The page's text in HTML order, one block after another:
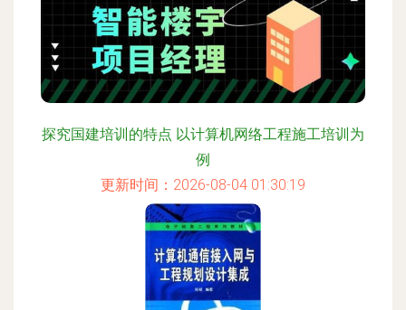
探究国建培训的特点 以计算机网络工程施工培训为
例
更新时间：2026-08-04 01:30:19